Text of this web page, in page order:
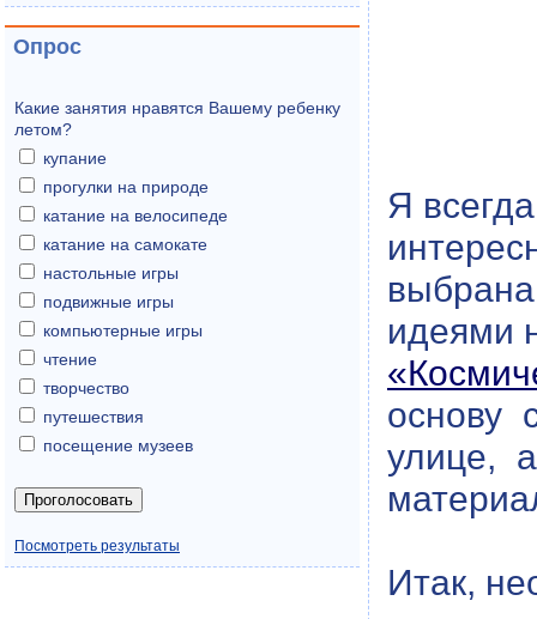
Я
идеями
основу
улице,
Итак,
Опрос
Какие занятия нравятся Вашему ребенку
летом?
купание
прогулки на природе
катание на велосипеде
катание на самокате
настольные игры
подвижные игры
компьютерные игры
чтение
творчество
путешествия
посещение музеев
Посмотреть результаты